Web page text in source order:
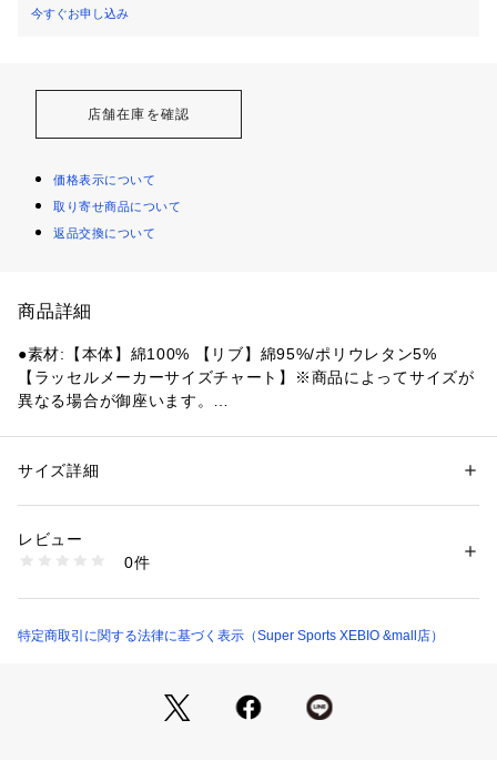
今すぐお申し込み
店舗在庫を確認
価格表示について
取り寄せ商品について
返品交換について
商品詳細
●素材:【本体】綿100% 【リブ】綿95%/ポリウレタン5%
【ラッセルメーカーサイズチャート】※商品によってサイズが
異なる場合が御座います。
～103cm 身長177～183cm 【3Lサイズ】胸囲101～107cm 身
●Mサイズ詳細:【着丈】67cm 【肩幅】58cm 【身幅】58cm
【袖丈】55.5cm
●LLサイズ詳細:【着丈】71.5cm 【肩幅】63cm 【身幅】66c
cm 【袖丈】59.5cm
性別：メンズ
商品番号：
10867597601 （ショップ）
サイズ詳細
レビュー
0件
特定商取引に関する法律に基づく表示（Super Sports XEBIO &mall店）